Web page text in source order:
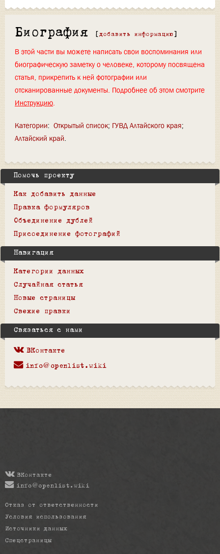
Биография [ добавить информацию ]
В этой части вы можете написать свои воспоминания или
биографическую заметку о человеке, которому посвящена
статья, прикрепить к ней фотографии или
отсканированные документы. Подробнее об этом смотрите
Инструкцию.
Категории: Открытый список ГУВД Алтайского края
Алтайский край
Помочь проекту
Как добавить данные
Правка формуляров
Объединение дублей
Присоединение фотографий
Навигация
Категории данных
Случайная статья
Новые страницы
Свежие правки
Связаться с нами
ВКонтакте
info@openlist.wiki
ВКонтакте
info@openlist.wiki
Отказ от ответственности
Условия использования
Источники данных
Спецстраницы